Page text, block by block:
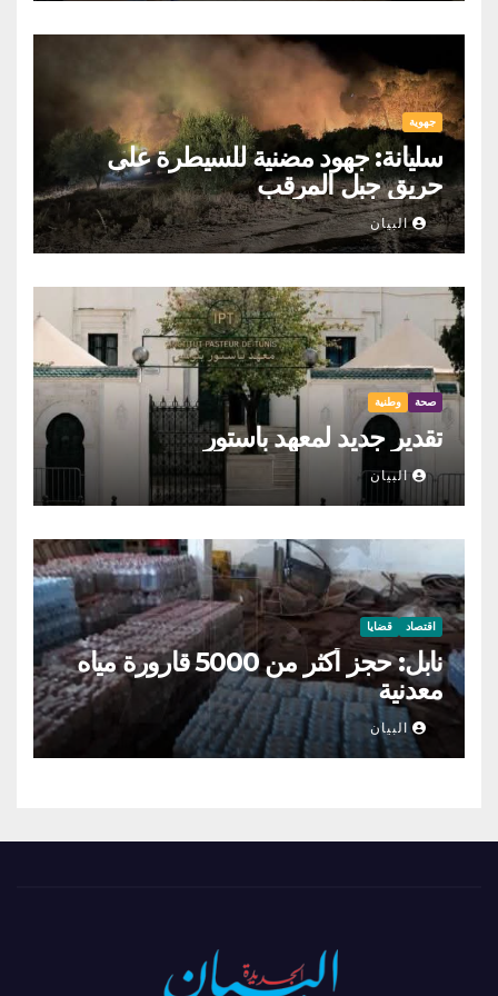
جهوية
سليانة: جهود مضنية للسيطرة على
حريق جبل المرقب
البيان
صحة وطنية
تقدير جديد لمعهد باستور
البيان
اقتصاد قضايا
نابل: حجز أكثر من 5000 قارورة مياه
معدنية
البيان